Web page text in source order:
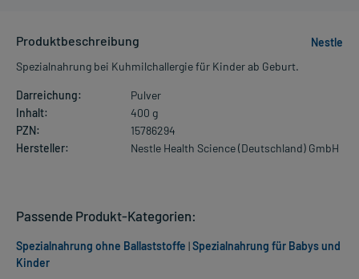
Produktbeschreibung
Nestle
Spezialnahrung bei Kuhmilchallergie für Kinder ab Geburt.
Darreichung:
Pulver
Inhalt:
400 g
PZN:
15786294
Hersteller:
Nestle Health Science (Deutschland) GmbH
Passende Produkt-Kategorien:
Spezialnahrung ohne Ballaststoffe |Spezialnahrung für Babys und
Kinder